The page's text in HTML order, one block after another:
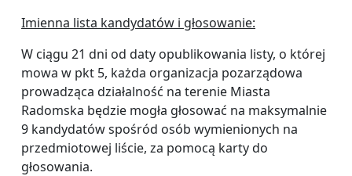
Imienna lista kandydatów i głosowanie:
W ciągu 21 dni od daty opublikowania listy, o której
mowa w pkt 5, każda organizacja pozarządowa
prowadząca działalność na terenie Miasta
Radomska będzie mogła głosować na maksymalnie
9 kandydatów spośród osób wymienionych na
przedmiotowej liście, za pomocą karty do
głosowania.